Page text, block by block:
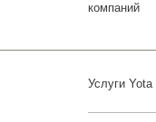
компаний
Услуги Yota